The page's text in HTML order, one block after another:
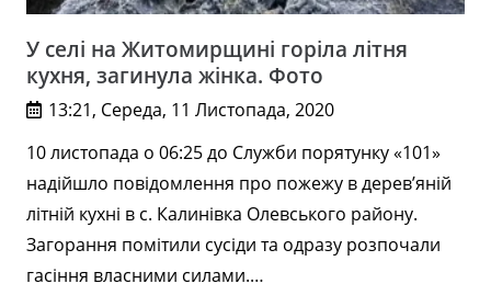
У селі на Житомирщині горіла літня
кухня, загинула жінка. Фото
13:21, Середа, 11 Листопада, 2020
10 листопада о 06:25 до Служби порятунку «101»
надійшло повідомлення про пожежу в дерев’яній
літній кухні в с. Калинівка Олевського району.
Загорання помітили сусіди та одразу розпочали
гасіння власними силами.…